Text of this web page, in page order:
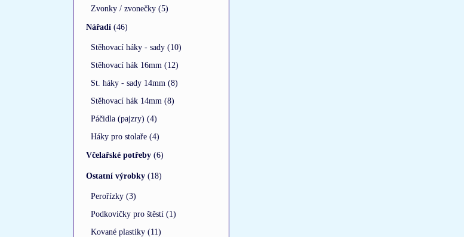
Zvonky / zvonečky (5)
Nářadí (46)
Stěhovací háky - sady (10)
Stěhovací hák 16mm (12)
St. háky - sady 14mm (8)
Stěhovací hák 14mm (8)
Páčidla (pajzry) (4)
Háky pro stolaře (4)
Včelařské potřeby (6)
Ostatní výrobky (18)
Perořízky (3)
Podkovičky pro štěstí (1)
Kované plastiky (11)